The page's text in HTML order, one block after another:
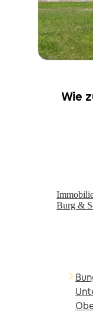
Wie
Burg &